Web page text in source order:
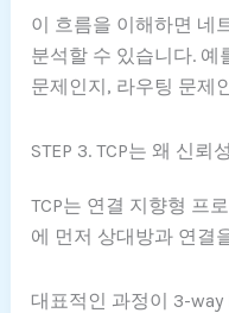
이 흐름을 이해하면 네
분석할 수 있습니다. 예
문제인지, 라우팅 문제
STEP 3. TCP는 왜 신
TCP는 연결 지향형 프
에 먼저 상대방과 연결
대표적인 과정이 3-